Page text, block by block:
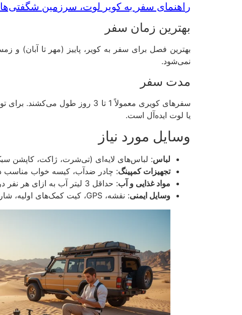
راهنمای سفر به کویر لوت، سرزمین شگفتی‌ها:
بهترین زمان سفر
بهترین فصل برای سفر به کویر، پاییز (مهر تا آبان)
نمی‌شود.
مدت سفر
یا لوت ایده‌آل است.
وسایل مورد نیاز
لباس: لباس‌های لایه‌ای (تی‌شرت، ژاکت، کاپشن
تجهیزات کمپینگ: چادر ضدآب، کیسه خواب مناسب دمای پایین (5 تا 10 درجه سانتی‌گراد)،
مواد غذایی و آب: حداقل 3 لیتر آب به ازای هر نفر در روز، غذاهای کنسروی، آجیل، میوه خشک.
وسایل ایمنی: نقشه، GPS، کیت کمک‌های اولیه، شارژر قابل‌حمل، چاقوی چندکاره.